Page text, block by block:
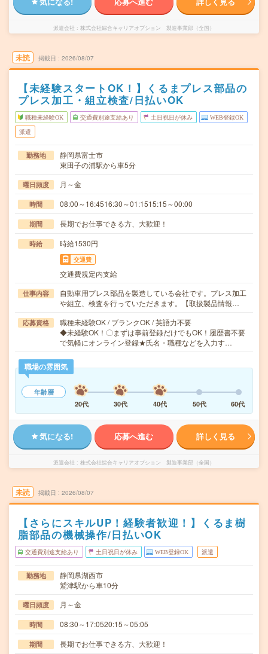
派遣会社 株式会社綜合キャリアオプション 製造事業部（全国）
未読 掲載日 2026/08/07
【未経験スタートOK！】くるまプレス部品の
プレス加工・組立検査/日払いOK
職種未経験OK 交通費別途支給あり 土日祝日が休み WEB登録OK
派遣
勤務地
静岡県富士市
東田子の浦駅から車5分
曜日頻度 月～金
時間 08:00～16:4516:30～01:1515:15～00:00
期間 長期でお仕事できる方、大歓迎！
時給 時給1530円
交通費
交通費規定内支給
仕事内容
自動車用プレス部品を製造している会社です。プレス加工
や組立、検査を行っていただきます。【取扱製品情報…
応募資格
職種未経験OK / ブランクOK / 英語力不要
◆未経験OK！〇まずは事前登録だけでもOK！履歴書不要
で気軽にオンライン登録★氏名・職種などを入力す…
職場の雰囲気
年齢層
20代
30代 40代 50代 60代
気になる! 応募へ進む 詳しく見る
派遣会社 株式会社綜合キャリアオプション 製造事業部（全国）
未読 掲載日 2026/08/07
【さらにスキルUP！経験者歓迎！】くるま樹
脂部品の機械操作/日払いOK
交通費別途支給あり 土日祝日が休み WEB登録OK 派遣
勤務地
静岡県湖西市
鷲津駅から車10分
曜日頻度 月～金
時間 08:30～17:0520:15～05:05
期間 長期でお仕事できる方、大歓迎！